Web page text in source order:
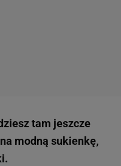
tam jeszcze
modną sukienkę,